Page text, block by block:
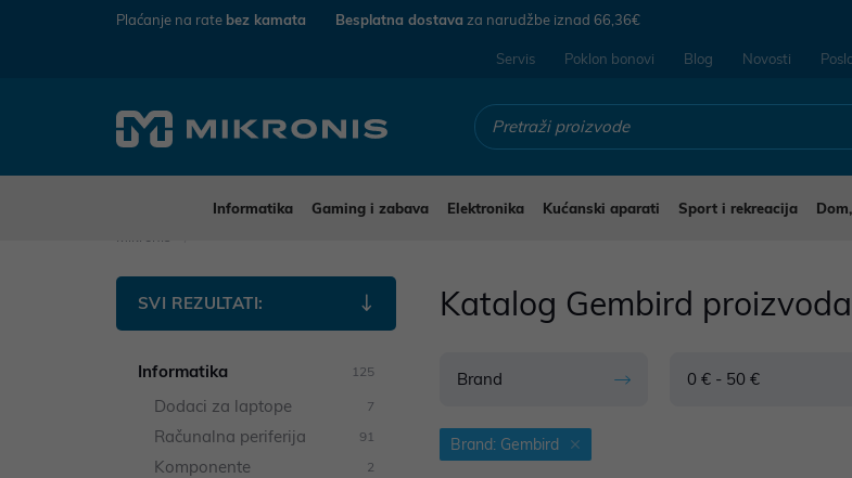
Plaćanje na rate bez kamata Besplatna dostava za narudžbe iznad 66,36€
Servis Poklon bonovi Blog Novosti
Informatika Gaming i zabava Elektronika Kućanski aparati Sport i rekreacija
SVI REZULTATI:
Informatika 125
Dodaci za laptope 7
Računalna periferija 91
Komponente 2
Katalog Gembird proizvoda
Brand 0 € - 50 €
Brand: Gembird